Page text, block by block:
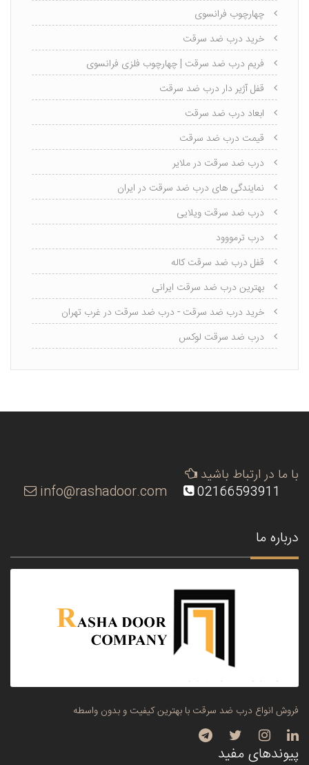
چهارچوب فرانسوی
خرید درب ضد سرقت
فریم درب ضد سرقت | چهارچوب فلزی فرانسوی
قفل آژیر دار درب ضد سرقت
ابعاد درب ضد سرقت
قیمت درب ضد سرقت
درب ضد سرقت در ملایر
نمایندگی های درب ضد سرقت در ایران
درب ضد سرقت ویلایی
درب ترمووود
قفل درب ضد سرقت کاله
بهترین درب ضد سرقت ایرانی
خرید درب ضد سرقت - درب ضد سرقت در غرب تهران
درب ضد سرقت لوکس
با ما در ارتباط باشید
02166593911
info@rashadoor.com
درباره ما
فروش انواع درب ضد سرقت با بهترین کیفیت و بدون واسطه
پیوندهای مفید